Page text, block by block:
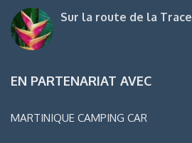
Sur la route de la Trace
EN PARTENARIAT AVEC
MARTINIQUE CAMPING CAR